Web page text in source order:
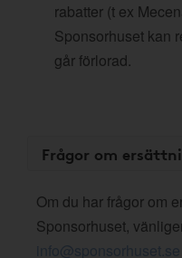
rabatter (t ex
Sponsorhuset kan
går förlorad.
Frågor om
Om du har frågor om
Sponsorhuset,
info@sponsorhuset.se